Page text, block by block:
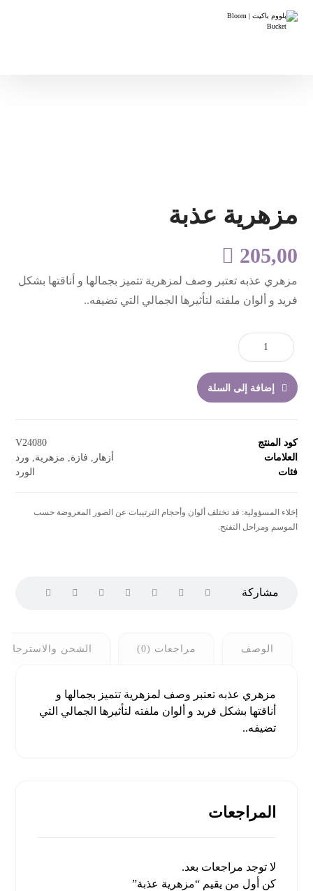
مزهرية عذبة
 205,00
مزهري عذبه تعتبر وصف لمزهرية تتميز بجمالها و أناقتها بشكل
فريد و ألوان ملفته لتأثيرها الجمالي التي تضيفه..
إضافة إلى السلة
كود المنتج
V24080
العلامات
أزهار فازة مزهرية
ورد
فئات
الورد
إخلاء المسؤولية: قد تختلف ألوان وأحجام الترتيبات عن الصور المعروضة حسب
الموسم ومراحل التفتح.
الوصف مراجعات (0) الشحن والاسترجاع
مزهري عذبه تعتبر وصف لمزهرية تتميز بجمالها و
أناقتها بشكل فريد و ألوان ملفته لتأثيرها الجمالي التي
تضيفه..
المراجعات
لا توجد مراجعات بعد.
كن أول من يقيم “مزهرية عذبة”